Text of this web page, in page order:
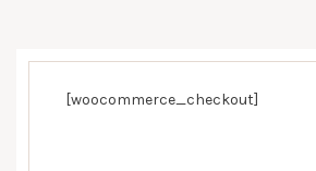
[woocommerce_checkout]